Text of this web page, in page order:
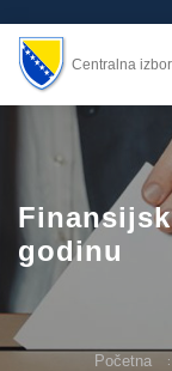
Centralna
godinu
Početna